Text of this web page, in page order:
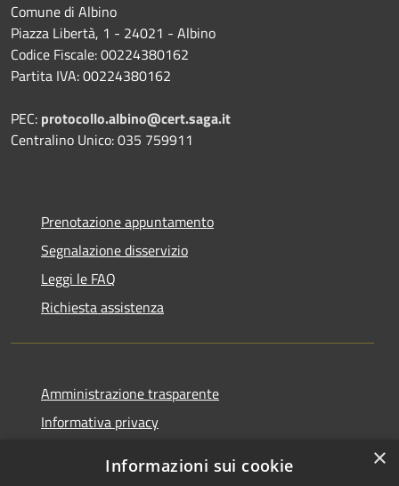
Comune di Albino
Piazza Libertà, 1 - 24021 - Albino
Codice Fiscale: 00224380162
Partita IVA: 00224380162
PEC: protocollo.albino@cert.saga.it
Centralino Unico: 035 759911
Prenotazione appuntamento
Segnalazione disservizio
Leggi le FAQ
Richiesta assistenza
Amministrazione trasparente
Informativa privacy
Dichiarazione di accessibilità
×
Informazioni sui cookie